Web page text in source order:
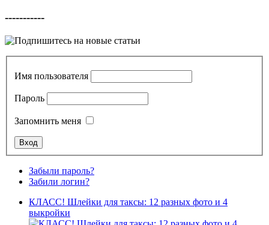
-----------
Имя пользователя
Пароль
Запомнить меня
Забыли пароль?
Забили логин?
КЛАСС! Шлейки для таксы: 12 разных фото и 4
выкройки